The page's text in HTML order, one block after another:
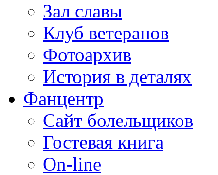
Зал славы
Клуб ветеранов
Фотоархив
История в деталях
Фанцентр
Сайт болельщиков
Гостевая книга
On-line